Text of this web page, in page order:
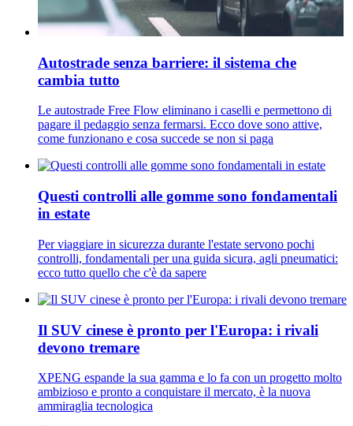
Autostrade senza barriere: il sistema che
cambia tutto
Le autostrade Free Flow eliminano i caselli e permettono di
pagare il pedaggio senza fermarsi. Ecco dove sono attive,
come funzionano e cosa succede se non si paga
Questi controlli alle gomme sono fondamentali
in estate
Per viaggiare in sicurezza durante l'estate servono pochi
controlli, fondamentali per una guida sicura, agli pneumatici:
ecco tutto quello che c'è da sapere
Il SUV cinese è pronto per l'Europa: i rivali
devono tremare
XPENG espande la sua gamma e lo fa con un progetto molto
ambizioso e pronto a conquistare il mercato, è la nuova
ammiraglia tecnologica